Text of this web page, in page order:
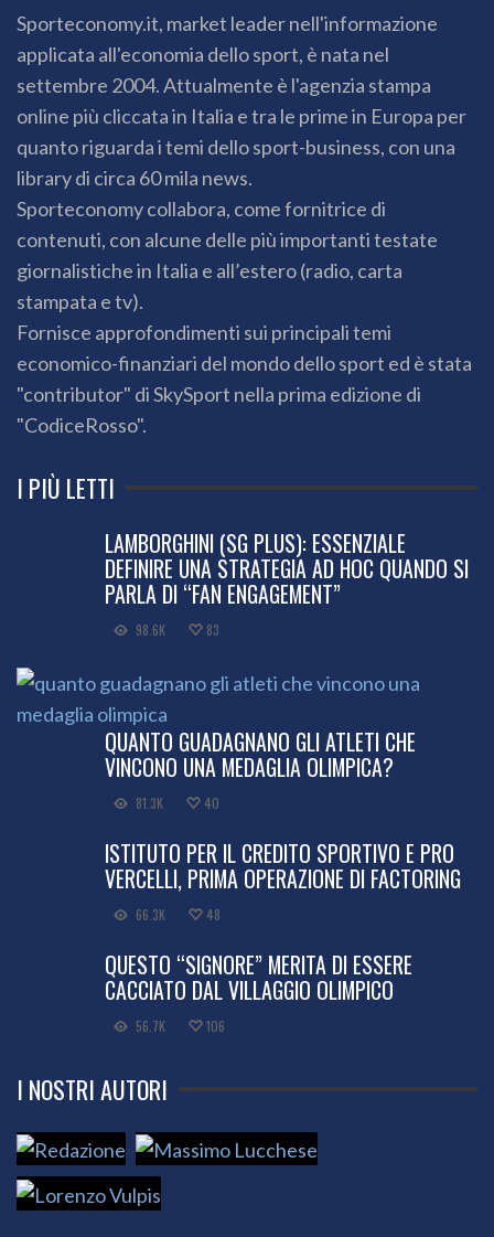
Sporteconomy.it, market leader nell'informazione
applicata all'economia dello sport, è nata nel
settembre 2004. Attualmente è l'agenzia stampa
online più cliccata in Italia e tra le prime in Europa per
quanto riguarda i temi dello sport-business, con una
library di circa 60 mila news.
Sporteconomy collabora, come fornitrice di
contenuti, con alcune delle più importanti testate
giornalistiche in Italia e all’estero (radio, carta
stampata e tv).
Fornisce approfondimenti sui principali temi
economico-finanziari del mondo dello sport ed è stata
"contributor" di SkySport nella prima edizione di
"CodiceRosso".
I PIÙ LETTI
LAMBORGHINI (SG PLUS): ESSENZIALE
DEFINIRE UNA STRATEGIA AD HOC QUANDO SI
PARLA DI “FAN ENGAGEMENT”
98.6K 83
QUANTO GUADAGNANO GLI ATLETI CHE
VINCONO UNA MEDAGLIA OLIMPICA?
81.3K 40
ISTITUTO PER IL CREDITO SPORTIVO E PRO
VERCELLI, PRIMA OPERAZIONE DI FACTORING
66.3K 48
QUESTO “SIGNORE” MERITA DI ESSERE
CACCIATO DAL VILLAGGIO OLIMPICO
56.7K 106
I NOSTRI AUTORI